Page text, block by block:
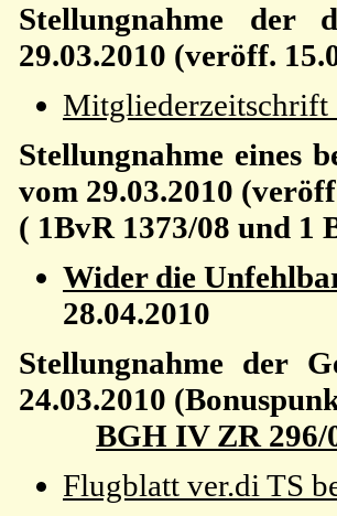
Stellungnahme der
29.03.2010 (veröff.
Mitgliederzeitschrift
Stellungnahme eines
vom 29.03.2010
( 1BvR 1373/08 und 1
Wider die
28.04.2010
Stellungnahme der
24.03.2010
BGH IV ZR 296/
Flugblatt ver.di TS